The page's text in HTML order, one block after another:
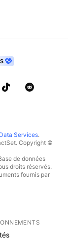
Services.
Copyright ©
de données
droits réservés.
fournis par